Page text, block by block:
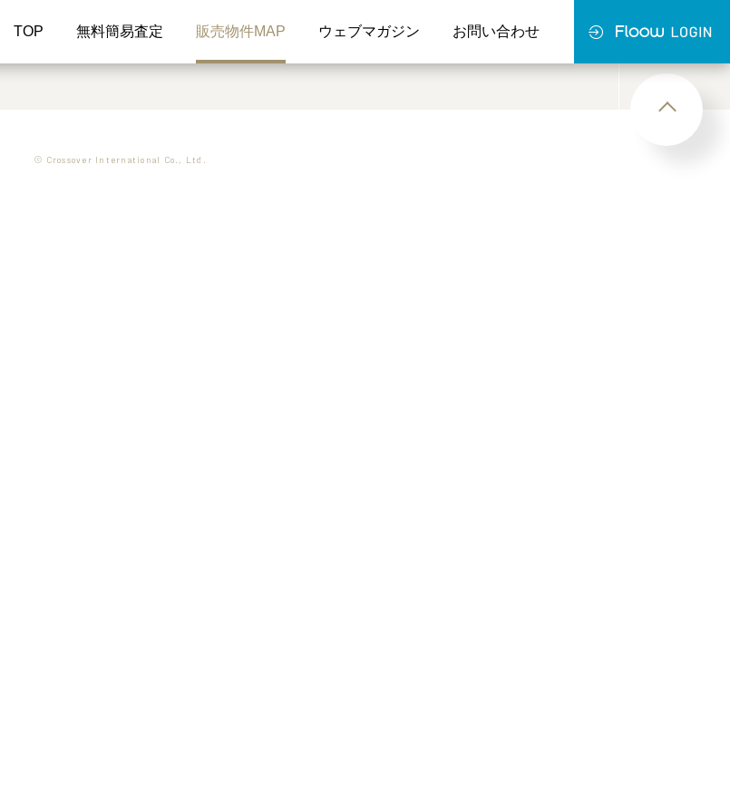
TOP 無料簡易査定 販売物件MAP ウェブマガジン お問い合わせ
© Crossover International Co., Ltd.